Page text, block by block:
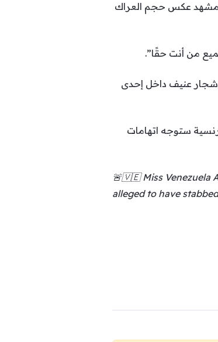
مشهد عكس حجم العراك
من أنت حقًا”.
عنيف داخل إحدى
ستوجه اتهامات
🚨🇻🇪 Miss Venezuela
alleged to have